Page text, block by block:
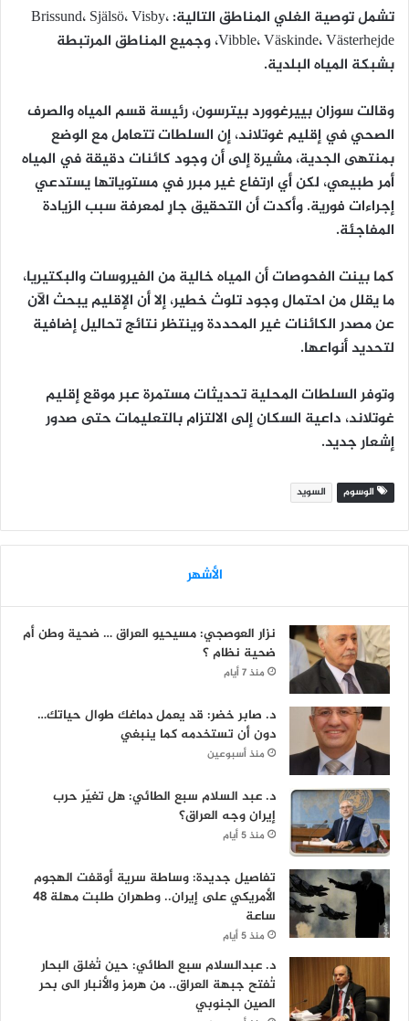
تشمل توصية الغلي المناطق التالية: Brissund، Själsö، Visby،
Vibble، Väskinde، Västerhejde، وجميع المناطق المرتبطة
بشبكة المياه البلدية.
وقالت سوزان بييرغوورد بيترسون، رئيسة قسم المياه والصرف
الصحي في إقليم غوتلاند، إن السلطات تتعامل مع الوضع
بمنتهى الجدية، مشيرة إلى أن وجود كائنات دقيقة في المياه
أمر طبيعي، لكن أي ارتفاع غير مبرر في مستوياتها يستدعي
إجراءات فورية. وأكدت أن التحقيق جارٍ لمعرفة سبب الزيادة
المفاجئة.
كما بينت الفحوصات أن المياه خالية من الفيروسات والبكتيريا،
ما يقلل من احتمال وجود تلوث خطير، إلا أن الإقليم يبحث الآن
عن مصدر الكائنات غير المحددة وينتظر نتائج تحاليل إضافية
لتحديد أنواعها.
وتوفر السلطات المحلية تحديثات مستمرة عبر موقع إقليم
غوتلاند، داعية السكان إلى الالتزام بالتعليمات حتى صدور
إشعار جديد.
الوسوم السويد
الأشهر
نزار العوصجي: مسيحيو العراق … ضحية وطن أم
ضحية نظام ؟
منذ 7 أيام
د. صابر خضر: قد يعمل دماغك طوال حياتك…
دون أن تستخدمه كما ينبغي
منذ أسبوعين
د. عبد السلام سبع الطائي: هل تغيّر حرب
إيران وجه العراق؟
منذ 5 أيام
تفاصيل جديدة: وساطة سرية أوقفت الهجوم
الأمريكي على إيران.. وطهران طلبت مهلة 48
ساعة
منذ 5 أيام
د. عبدالسلام سبع الطائي: حين تُغلق البحار
تُفتح جبهة العراق.. من هرمز والأنبار الى بحر
الصين الجنوبي